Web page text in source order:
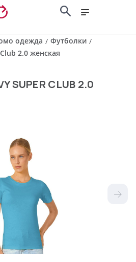
одежда / Футболки /
2.0 женская
SUPER CLUB 2.0